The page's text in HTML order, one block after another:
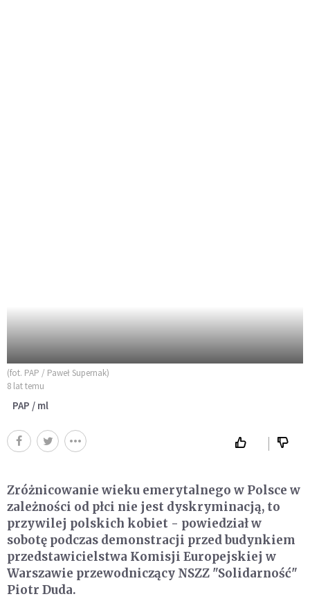
(fot. PAP / Paweł Supernak)
8 lat temu
PAP / ml
Zróżnicowanie wieku emerytalnego w Polsce w
zależności od płci nie jest dyskryminacją, to
przywilej polskich kobiet - powiedział w
sobotę podczas demonstracji przed budynkiem
przedstawicielstwa Komisji Europejskiej w
Warszawie przewodniczący NSZZ "Solidarność"
Piotr Duda.